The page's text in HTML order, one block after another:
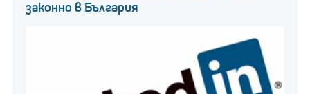
законно в България